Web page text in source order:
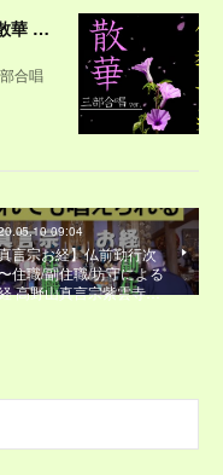
祝！チャンネル登録400人 【御詠歌】散華 三部合唱 お経
合唱
09:04
言宗お経】仏前勤行次
住職/副住職/坊守による
高野山真言宗紫雲寺…